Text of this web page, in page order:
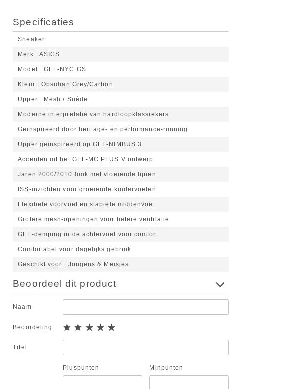
Specificaties
Sneaker
Merk ASICS
Model GEL-NYC GS
Kleur Obsidian Grey/Carbon
Upper Mesh / Suède
Moderne interpretatie van hardloopklassiekers
Geïnspireerd door heritage- en performance-running
Upper geïnspireerd op GEL-NIMBUS 3
Accenten uit het GEL-MC PLUS V ontwerp
Jaren 2000/2010 look met vloeiende lijnen
ISS-inzichten voor groeiende kindervoeten
Flexibele voorvoet en stabiele middenvoet
Grotere mesh-openingen voor betere ventilatie
GEL-demping in de achtervoet voor comfort
Comfortabel voor dagelijks gebruik
Geschikt voor Jongens & Meisjes
Beoordeel dit product
Naam
Beoordeling
Titel
Pluspunten Minpunten